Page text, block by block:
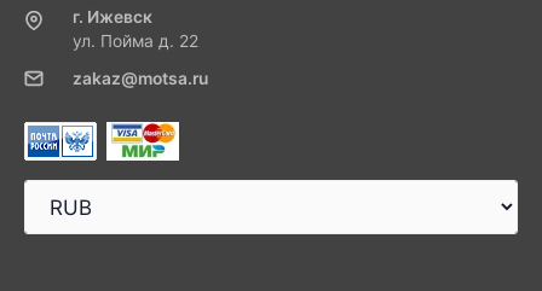
г. Ижевск
ул. Пойма д. 22
zakaz@motsa.ru